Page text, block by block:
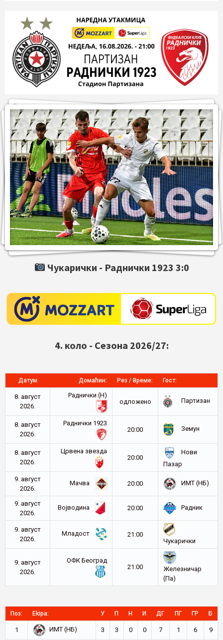
Чукарички - Раднички 1923 3:0
4. коло - Сезона 2026/27:
Датум Домаћин: Рез / Време: Гост:
8. август
2026.
Раднички (Н)
oдложено
Партизан
8. август
2026.
Раднички 1923
20:00
Земун
8. август
2026.
Црвена звезда
20:00
Нови
Пазар
9. август
2026.
Мачва 20:00 ИМТ (НБ)
9. август
2026.
Војводина 20:00 Радник
9. август
2026.
Младост
21:00
Чукарички
9. август
2026.
ОФК Београд
21:00
Железничар
(Па)
Поз: Ekipa: У П Н И ДГ ПГ ГР Б
1 ИМТ (НБ) 3 3 0 0 7 1 6 9